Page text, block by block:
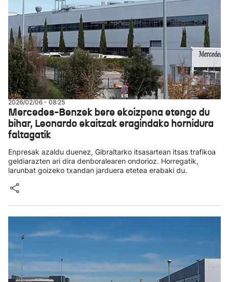
2026/02/06 - 08:25
Mercedes-Benzek bere ekoizpena etengo du
bihar, Leonardo ekaitzak eragindako hornidura
faltagatik
Enpresak azaldu duenez, Gibraltarko itsasartean itsas trafikoa
geldiarazten ari dira denboralearen ondorioz. Horregatik,
larunbat goizeko txandan jarduera etetea erabaki du.